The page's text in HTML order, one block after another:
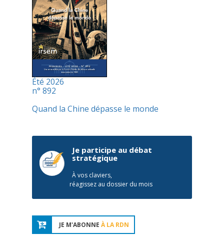
Été 2026
n° 892
Quand la Chine dépasse le monde
Je participe au débat
stratégique
À vos claviers,
réagissez au dossier du mois
JE M'ABONNE À LA RDN